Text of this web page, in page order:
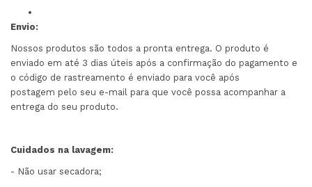
Envio:
Nossos produtos são todos a pronta entrega. O produto é
enviado em até 3 dias úteis após a confirmação do pagamento e
o código de rastreamento é enviado para você após
postagem pelo seu e-mail para que você possa acompanhar a
entrega do seu produto.
Cuidados na lavagem:
- Não usar secadora;